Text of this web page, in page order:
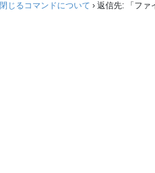
じるコマンドについて › 返信先: 「ファ